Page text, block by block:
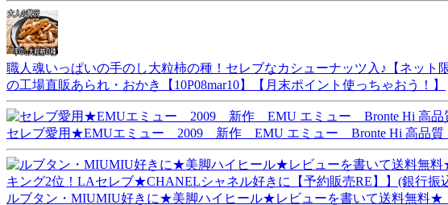
職人魂いっぱいの手のし大粒柿の種！セレブなカシューナッツ入♪【ネッ
の工場直販あられ・おかき【10P08mar10】【月末ポイント使っちゃおう！】
セレブ愛用★EMUエミュー 2009 新作 EMU エミュー Bronte Hi 高品質 ム
ルブタン・MIUMIU好きに★美脚ハイヒール★レビューを書いて送料無料